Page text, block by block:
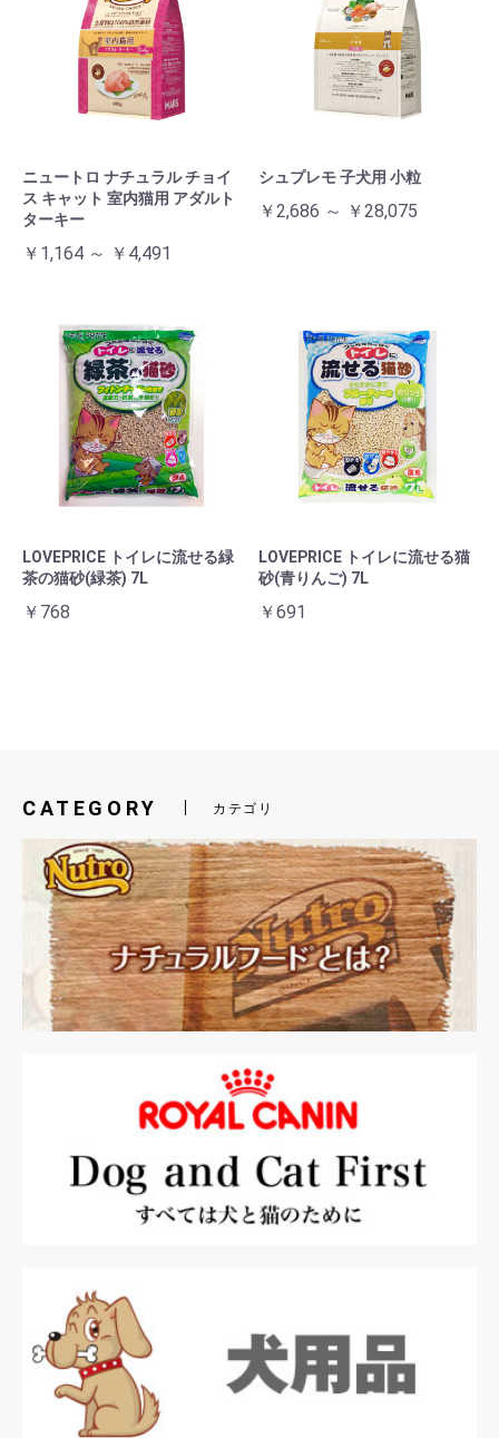
ニュートロ ナチュラル チョイ
ス キャット 室内猫用 アダルト
ターキー
￥1,164 ～ ￥4,491
シュプレモ 子犬用 小粒
￥2,686 ～ ￥28,075
LOVEPRICE トイレに流せる緑
茶の猫砂(緑茶) 7L
￥768
LOVEPRICE トイレに流せる猫
砂(青りんご) 7L
￥691
CATEGORY カテゴリ